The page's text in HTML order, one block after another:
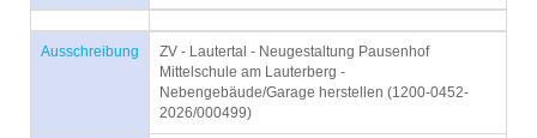
Ausschreibung
ZV - Lautertal - Neugestaltung Pausenhof
Mittelschule am Lauterberg -
Nebengebäude/Garage herstellen (1200-0452-
2026/000499)